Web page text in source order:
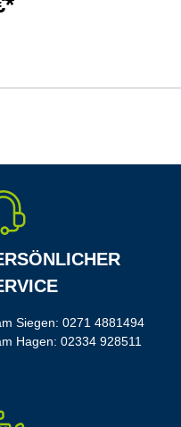
Siegen: 0271 4881494
Hagen: 02334 928511